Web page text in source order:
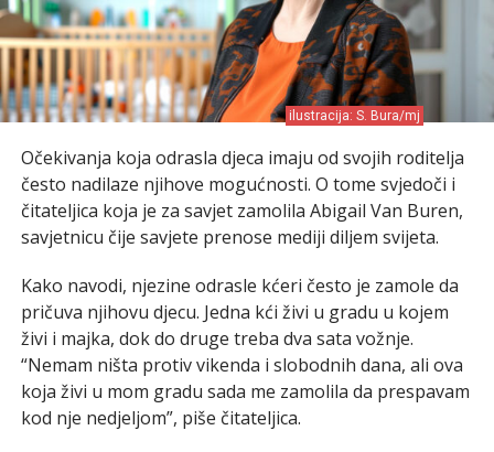
ilustracija: S. Bura/mj
Očekivanja koja odrasla djeca imaju od svojih roditelja
često nadilaze njihove mogućnosti. O tome svjedoči i
čitateljica koja je za savjet zamolila Abigail Van Buren,
savjetnicu čije savjete prenose mediji diljem svijeta.
Kako navodi, njezine odrasle kćeri često je zamole da
pričuva njihovu djecu. Jedna kći živi u gradu u kojem
živi i majka, dok do druge treba dva sata vožnje.
“Nemam ništa protiv vikenda i slobodnih dana, ali ova
koja živi u mom gradu sada me zamolila da prespavam
kod nje nedjeljom”, piše čitateljica.